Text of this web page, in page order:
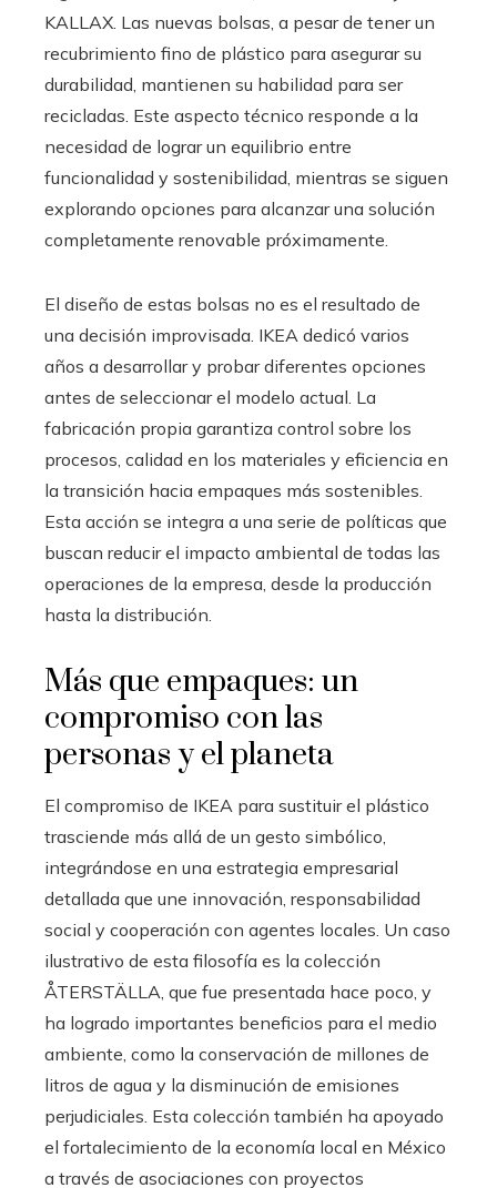
KALLAX. Las nuevas bolsas, a pesar de tener un
recubrimiento fino de plástico para asegurar su
durabilidad, mantienen su habilidad para ser
recicladas. Este aspecto técnico responde a la
necesidad de lograr un equilibrio entre
funcionalidad y sostenibilidad, mientras se siguen
explorando opciones para alcanzar una solución
completamente renovable próximamente.
El diseño de estas bolsas no es el resultado de
una decisión improvisada. IKEA dedicó varios
años a desarrollar y probar diferentes opciones
antes de seleccionar el modelo actual. La
fabricación propia garantiza control sobre los
procesos, calidad en los materiales y eficiencia en
la transición hacia empaques más sostenibles.
Esta acción se integra a una serie de políticas que
buscan reducir el impacto ambiental de todas las
operaciones de la empresa, desde la producción
hasta la distribución.
Más que empaques: un
compromiso con las
personas y el planeta
El compromiso de IKEA para sustituir el plástico
trasciende más allá de un gesto simbólico,
integrándose en una estrategia empresarial
detallada que une innovación, responsabilidad
social y cooperación con agentes locales. Un caso
ilustrativo de esta filosofía es la colección
ÅTERSTÄLLA, que fue presentada hace poco, y
ha logrado importantes beneficios para el medio
ambiente, como la conservación de millones de
litros de agua y la disminución de emisiones
perjudiciales. Esta colección también ha apoyado
el fortalecimiento de la economía local en México
a través de asociaciones con proyectos